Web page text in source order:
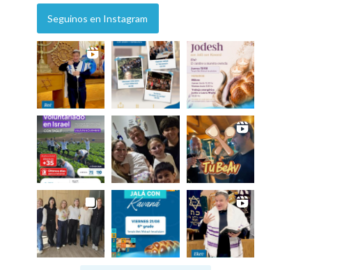
Seguinos en Instagram